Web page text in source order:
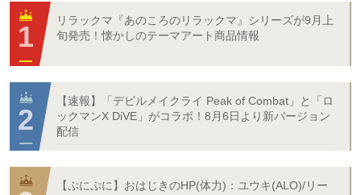
リラックマ『あのころのリラックマ』シリーズが9月上
旬発売！懐かしのテーマアート商品情報
【速報】「デビルメイクライ Peak of Combat」と「ロ
ックマンX DiVE」がコラボ！8月6日より新バージョン
配信
【ぷにぷに】おはじきのHP(体力)：ユウキ(ALO)/リー